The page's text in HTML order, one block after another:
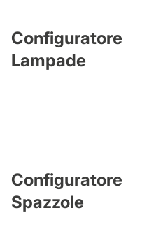
Configuratore
Lampade
Configuratore
Spazzole